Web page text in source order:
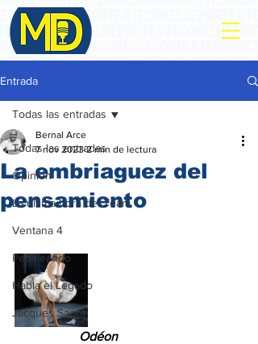
Entrada
Todas las entradas
Opinión
La ultima hora del Team
Ventana 4
Pedaleando
Habla el Legado
Jacques Sagot
Todas las entradas
La embriaguez del
pensamiento
Bernal Arce
7 nov 2023 2 min de lectura
Odéon